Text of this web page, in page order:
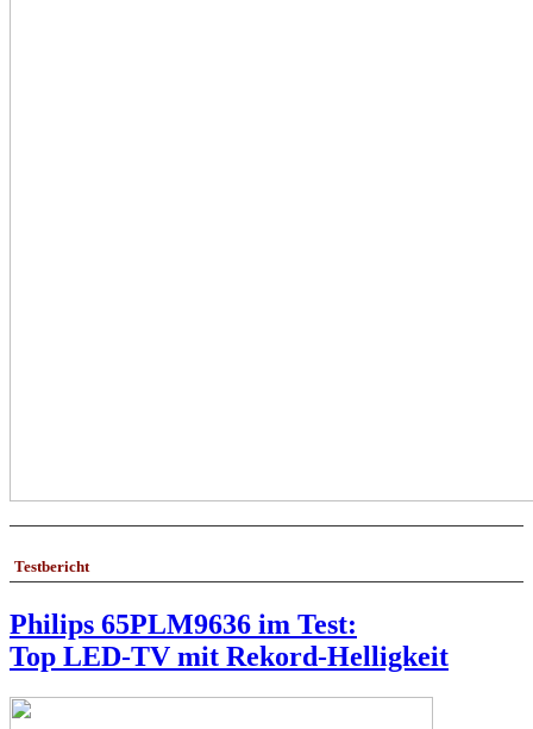
Testbericht
Philips 65PLM9636 im Test:
Top LED-TV mit Rekord-Helligkeit